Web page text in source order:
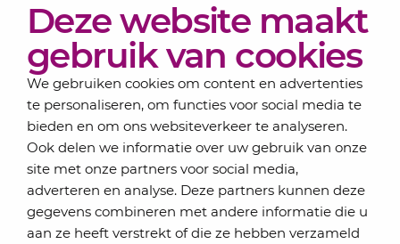
Deze website maakt
gebruik van cookies
We gebruiken cookies om content en advertenties
te personaliseren, om functies voor social media te
bieden en om ons websiteverkeer te analyseren.
Ook delen we informatie over uw gebruik van onze
site met onze partners voor social media,
adverteren en analyse. Deze partners kunnen deze
gegevens combineren met andere informatie die u
aan ze heeft verstrekt of die ze hebben verzameld
Actueel
Over Lansigt
Contact
Schrijf je in voor onze nieuwsbrief
Elke maand bundelen de adviseurs van Lansigt in
de eSigt het nieuws.
Jouw emailadres